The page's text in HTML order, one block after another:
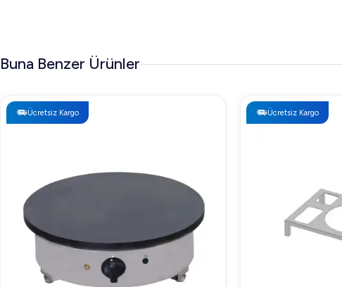
Buna Benzer Ürünler
Ücretsiz Kargo Ücretsiz Kargo